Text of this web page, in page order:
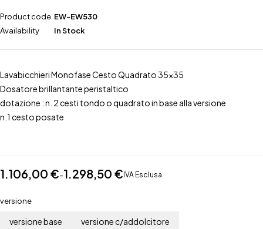
Product code EW-EW530
Availability
In Stock
Lavabicchieri Monofase Cesto Quadrato 35×35
Dosatore brillantante peristaltico
dotazione : n. 2 cesti tondo o quadrato in base alla versione
n.1 cesto posate
1.106,00 €-1.298,50 € IVA Esclusa
versione
versione base
versione c/addolcitore